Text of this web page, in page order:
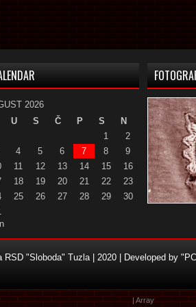
2026
U S Č P S
N
1
2
4 5 6 7 8
9
11 12 13 14 15
16
18 19 20 21 22
23
25 26 27 28 29
30
"Sloboda" Tuzla | 2020 | Developed by
| Array